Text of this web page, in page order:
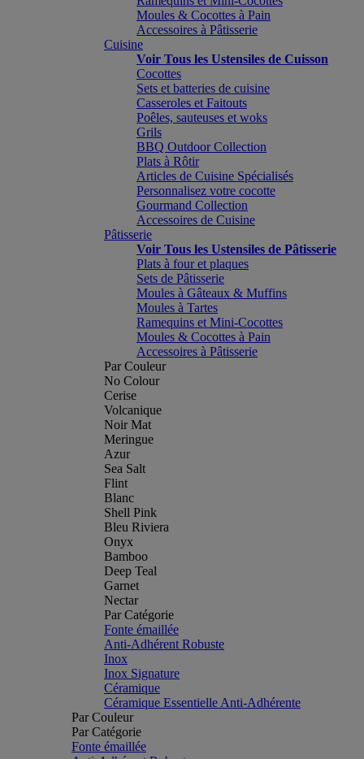
Moules & Cocottes à Pain
Accessoires à Pâtisserie
Cuisine
Voir Tous les Ustensiles de Cuisson
Cocottes
Sets et batteries de cuisine
Casseroles et Faitouts
Poêles, sauteuses et woks
Grils
BBQ Outdoor Collection
Plats à Rôtir
Articles de Cuisine Spécialisés
Personnalisez votre cocotte
Gourmand Collection
Accessoires de Cuisine
Pâtisserie
Voir Tous les Ustensiles de Pâtisserie
Plats à four et plaques
Sets de Pâtisserie
Moules à Gâteaux & Muffins
Moules à Tartes
Ramequins et Mini-Cocottes
Moules & Cocottes à Pain
Accessoires à Pâtisserie
Par Couleur
No Colour
Cerise
Volcanique
Noir Mat
Meringue
Azur
Sea Salt
Flint
Blanc
Shell Pink
Bleu Riviera
Onyx
Bamboo
Deep Teal
Garnet
Nectar
Par Catégorie
Fonte émaillée
Anti-Adhérent Robuste
Inox
Inox Signature
Céramique
Céramique Essentielle Anti-Adhérente
Par Couleur
Par Catégorie
Fonte émaillée